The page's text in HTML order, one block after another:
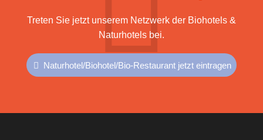
Treten Sie jetzt unserem Netzwerk der Biohotels &
Naturhotels bei.
Naturhotel/Biohotel/Bio-Restaurant jetzt eintragen